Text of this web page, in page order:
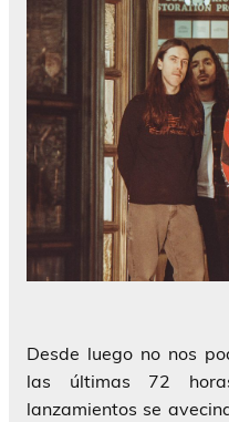
Desde luego no nos
las últimas 72
lanzamientos se